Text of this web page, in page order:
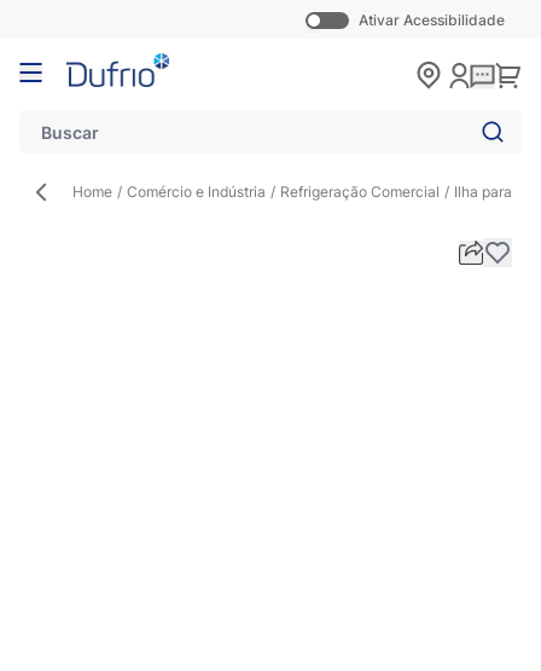
Ativar Acessibilidade
Pular para o conteúdo
Home / Comércio e Indústria / Refrigeração Comercial / Ilha para